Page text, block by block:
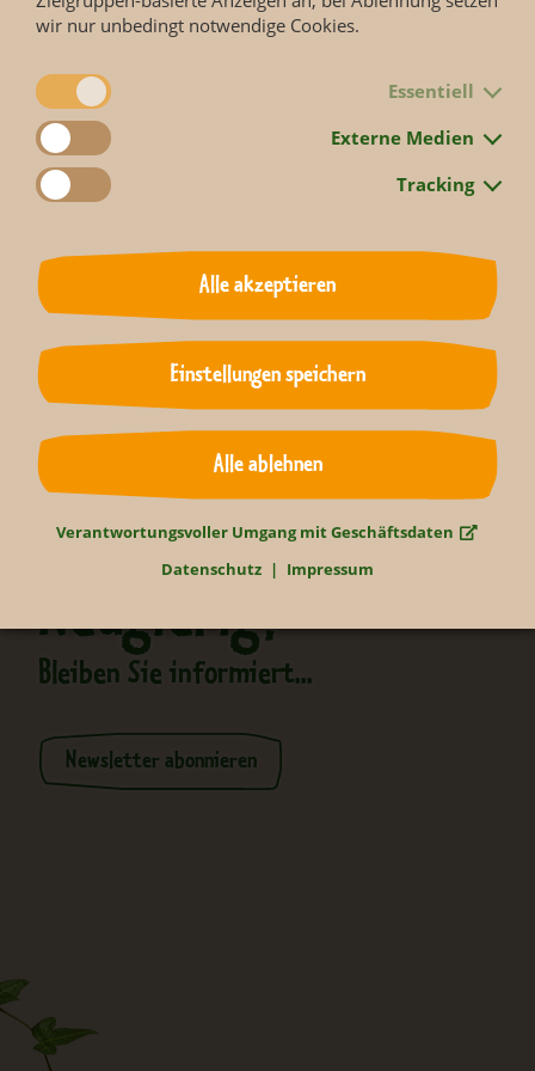
Zurück
Neugierig?
Bleiben Sie informiert...
Newsletter abonnieren
wir nur unbedingt notwendige Cookies.
Essentiell
Externe Medien
Tracking
Alle akzeptieren
Einstellungen speichern
Alle ablehnen
Verantwortungsvoller Umgang mit Geschäftsdaten
Datenschutz
Impressum